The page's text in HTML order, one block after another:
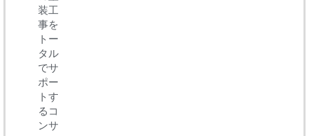
装工
事を
トー
タル
でサ
ポー
トす
るコ
ンサ